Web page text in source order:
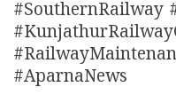
#SouthernRailway
#AparnaNews